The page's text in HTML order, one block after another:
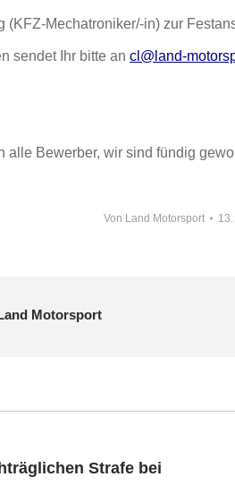
(KFZ-Mechatroniker/-in) zur
sendet Ihr bitte an cl@land-
alle Bewerber, wir sind fündig
Von Land Motorsport
Motorsport
Strafe bei